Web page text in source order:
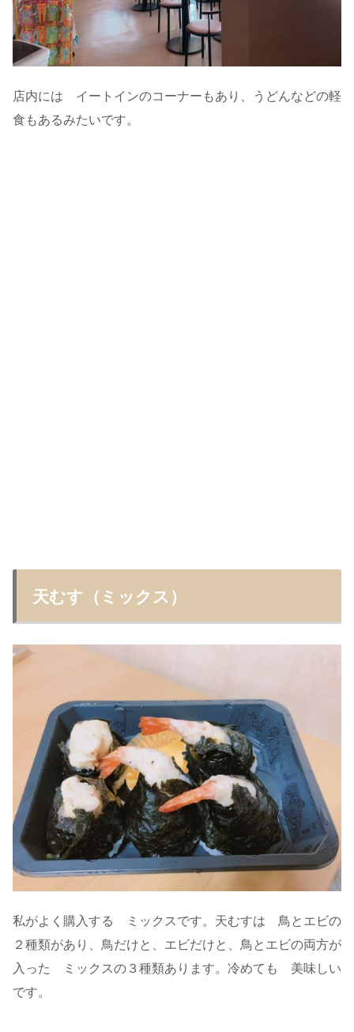
店内には イートインのコーナーもあり、うどんなどの軽
食もあるみたいです。
天むす（ミックス）
私がよく購入する ミックスです。天むすは 鳥とエビの
２種類があり、鳥だけと、エビだけと、鳥とエビの両方が
入った ミックスの３種類あります。冷めても 美味しい
です。